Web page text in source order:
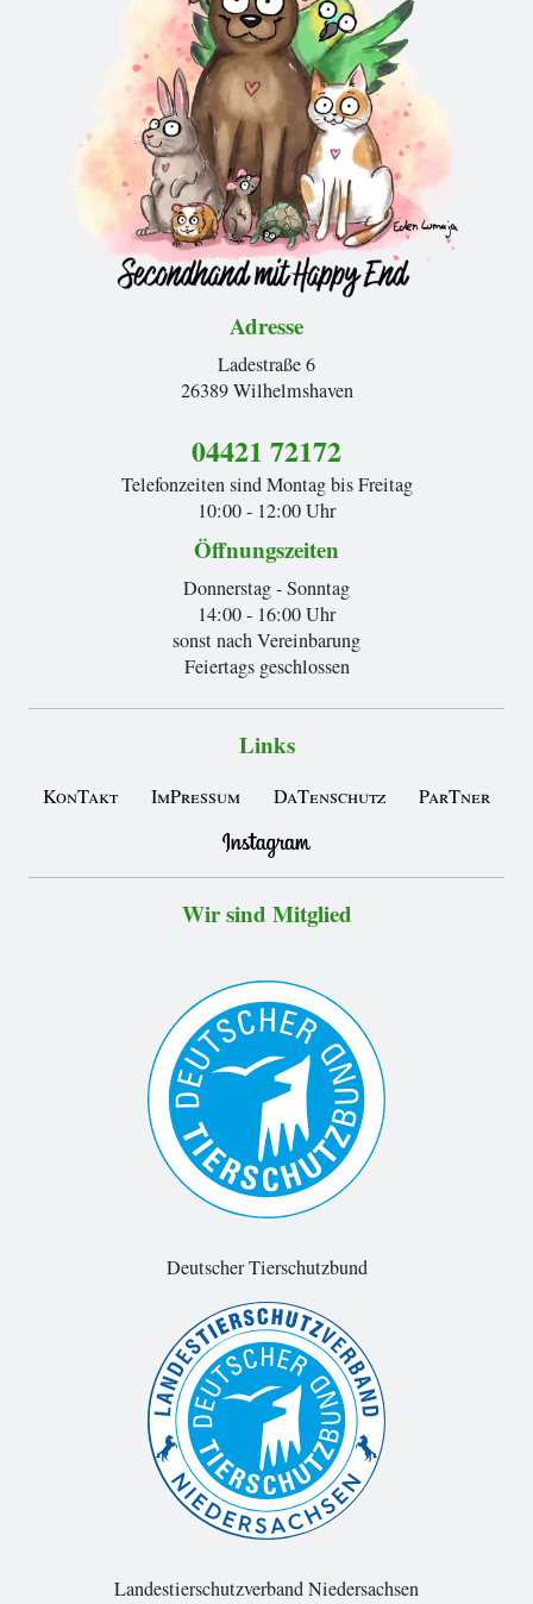
Adresse
Ladestraße 6
26389 Wilhelmshaven
04421 72172
Telefonzeiten sind Montag bis Freitag
10:00 - 12:00 Uhr
Öffnungszeiten
Donnerstag - Sonntag
14:00 - 16:00 Uhr
sonst nach Vereinbarung
Feiertags geschlossen
Links
KonTakt ImPressum DaTenschutz ParTner
Wir sind Mitglied
Deutscher Tierschutzbund
Landestierschutzverband Niedersachsen